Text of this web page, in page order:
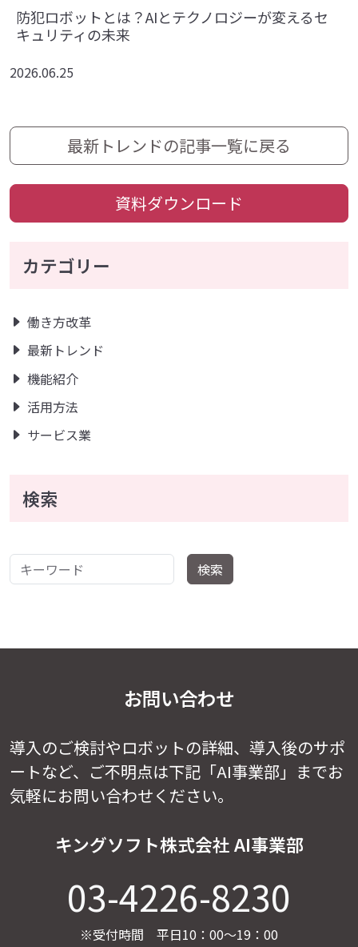
防犯ロボットとは？AIとテクノロジーが変えるセ
キュリティの未来
2026.06.25
最新トレンドの記事一覧に戻る
資料ダウンロード
カテゴリー
働き方改革
最新トレンド
機能紹介
活用方法
サービス業
検索
キーワード 検索
お問い合わせ
導入のご検討やロボットの詳細、導入後のサポ
ートなど、 ご不明点は下記「AI事業部」までお
気軽にお問い合わせください。
キングソフト株式会社 AI事業部
03-4226-8230
※受付時間 平日10：00～19：00